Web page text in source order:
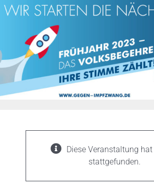
Zum
Inhalt
Diese Veranstaltung
stattgefunden.